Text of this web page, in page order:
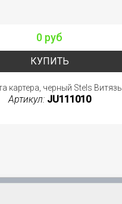
0 руб
КУПИТЬ
картера, черный Stels Витязь
Артикул: JU111010